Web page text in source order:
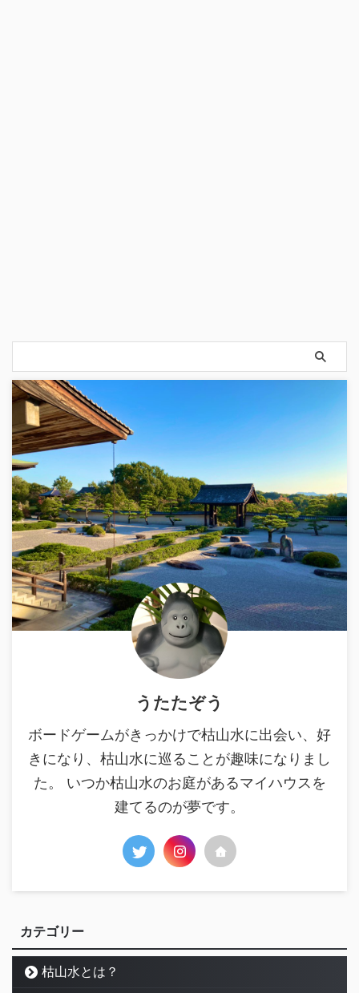
うたたぞう
ボードゲームがきっかけで枯山水に出会い、好
きになり、枯山水に巡ることが趣味になりまし
た。 いつか枯山水のお庭があるマイハウスを
建てるのが夢です。
カテゴリー
枯山水とは？